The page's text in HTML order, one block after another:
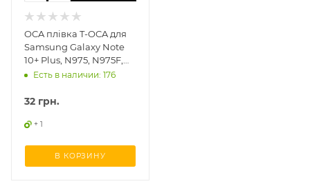
OCA плівка T-OCA для
Samsung Galaxy Note
10+ Plus, N975, N975F,
гібридна UF
Есть в наличии: 176
32 грн.
+ 1
В КОРЗИНУ